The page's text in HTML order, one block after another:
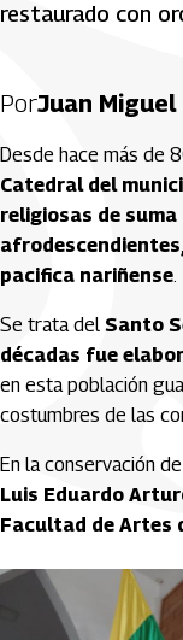
restaurado con
PorJuan
Desde hace más de
Catedral del
religiosas de
pacifica nariñense.
Se trata del Santo
décadas fue
en esta población
costumbres de las
En la conservación
Luis Eduardo
Facultad de Artes